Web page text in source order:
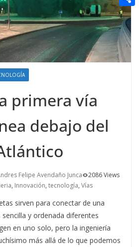
primera vía
debajo del
Felipe Avendaño Junca
2086 Views
, Innovación, tecnología, Vías
sirven para conectar de una
y ordenada diferentes
en uno solo, pero la ingeniería
más allá de lo que podemos
n
g
e
r
e
r
e
r
e
s
a
i
l
e
d
d
i
C
o
m
p